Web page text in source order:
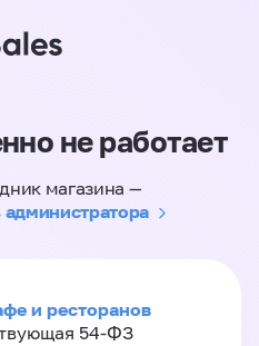
не работает
магазина —
администратора
и ресторанов
54-ФЗ